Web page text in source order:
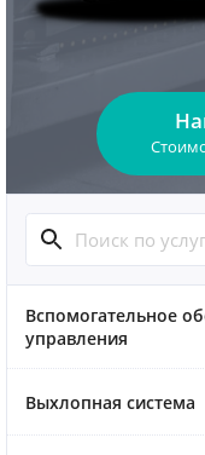
Вспомогательное
управления
Выхлопная система